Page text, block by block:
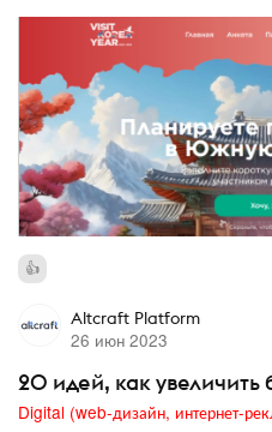
Altcraft Platform
26 июн 2023
20 идей, как увеличить